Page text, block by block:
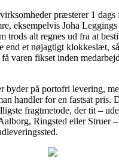
præsterer 1 dags
eksempelvis Joha
trods alt regnes ud fra at
end et nøjagtigt klokkeslæt,
varen fikset inden
byder på portofri levering,
handler for en fastsat pris.
fragtmetode, der tit –
Ringsted eller Struer